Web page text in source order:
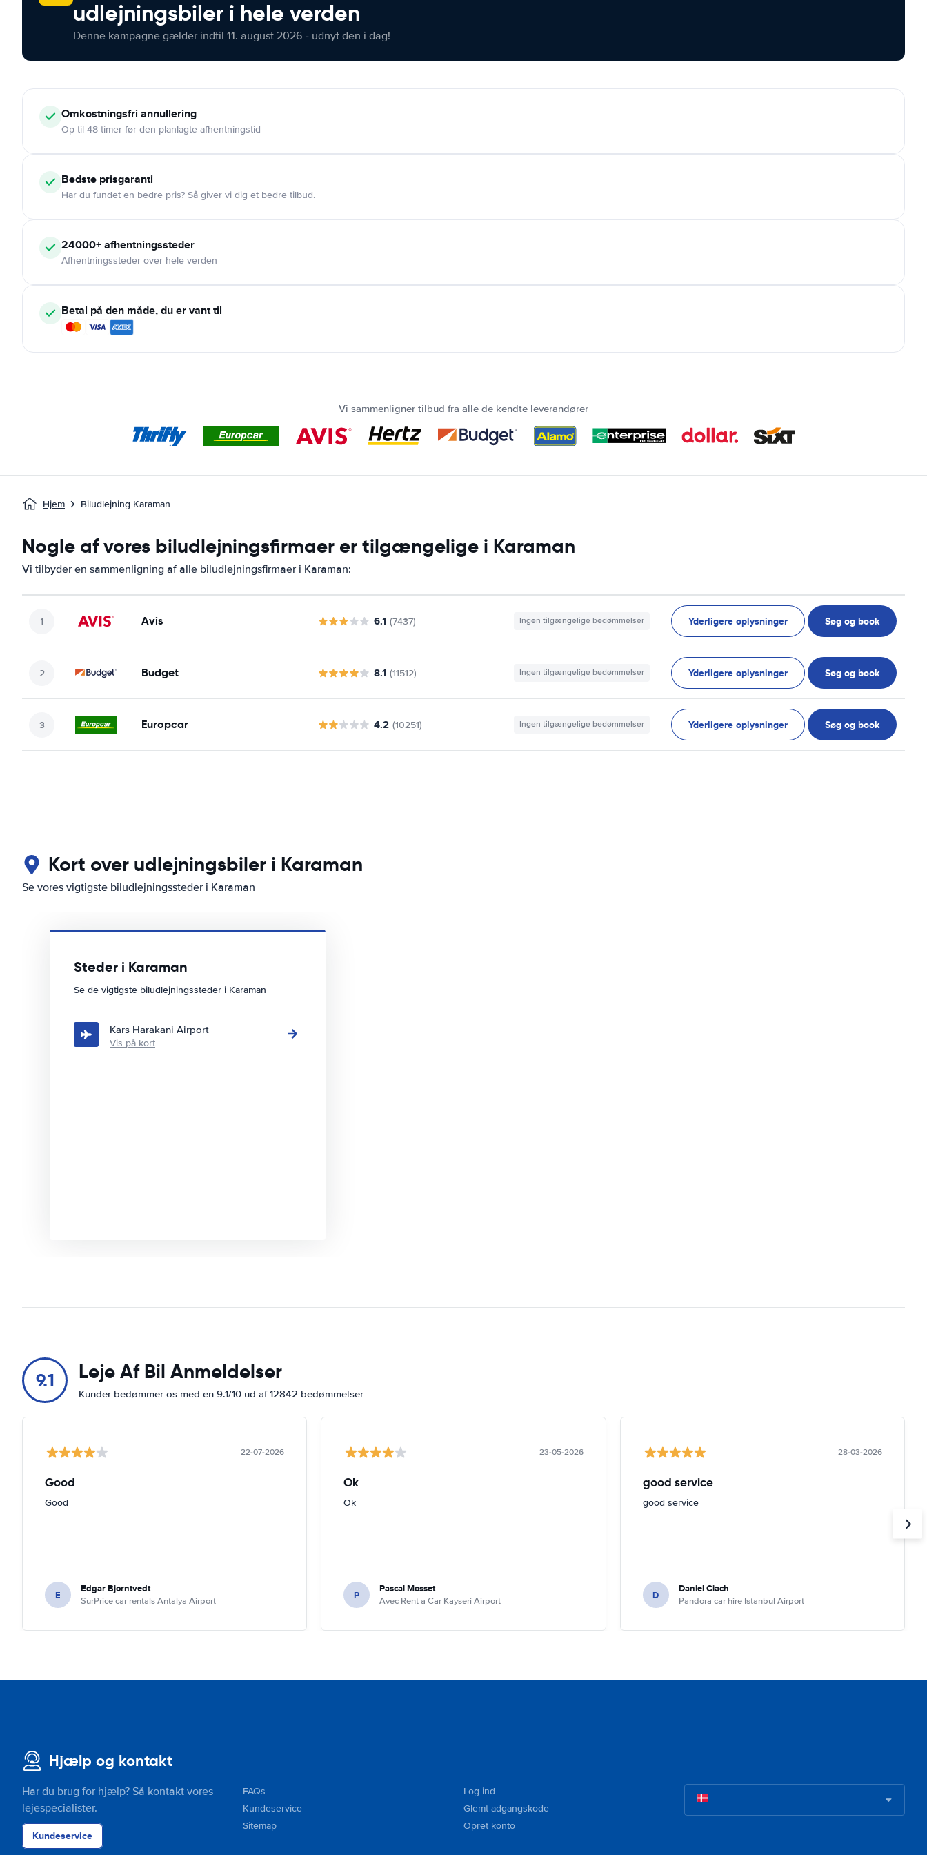
udlejningsbiler i hele verden
Denne kampagne gælder indtil 11. august 2026 - udnyt den i dag!
Omkostningsfri annullering
Op til 48 timer før den planlagte afhentningstid
Bedste prisgaranti
Har du fundet en bedre pris? Så giver vi dig et bedre tilbud.
24000+afhentningssteder
Afhentningssteder over hele verden
Betal på den måde, du er vant til
Vi sammenligner tilbud fra alle de kendte leverandører
Hjem Biludlejning Karaman
Nogle af vores biludlejningsfirmaer er tilgængelige i Karaman
Vi tilbyder en sammenligning af alle biludlejningsfirmaer i Karaman:
Avis 6.1 (7437) Ingen tilgængelige bedømmelser Yderligere oplysninger Søg og book
Budget 8.1 (11512) Ingen tilgængelige bedømmelser Yderligere oplysninger Søg og book
Europcar 4.2 (10251) Ingen tilgængelige bedømmelser Yderligere oplysninger Søg og book
Kort over udlejningsbiler i Karaman
Se vores vigtigste biludlejningssteder i Karaman
Steder i Karaman
Se de vigtigste biludlejningssteder i Karaman
Kars Harakani Airport
Vis på kort
9.1 Leje Af Bil Anmeldelser
Kunder bedømmer os med en 9.1/10 ud af 12842 bedømmelser
22-07-2026
Good
Good
E Edgar Bjorntvedt
SurPrice car rentals Antalya Airport
23-05-2026
Ok
Ok
P Pascal Mosset
Avec Rent a Car Kayseri Airport
28-03-2026
good service
good service
D Daniel Ciach
Pandora car hire Istanbul Airport
Hjælp og kontakt
Har du brug for hjælp? Så kontakt vores
lejespecialister.
Kundeservice
FAQs
Kundeservice
Sitemap
Log ind
Glemt adgangskode
Opret konto